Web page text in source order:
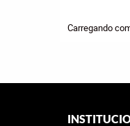
Carregando